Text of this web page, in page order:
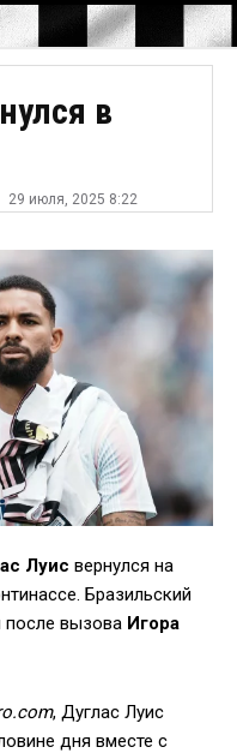
в
29 июля, 2025 8:22
Луиc вернулся на
Бразильский
после вызова Игора
, Дуглас Луис
дня вместе с